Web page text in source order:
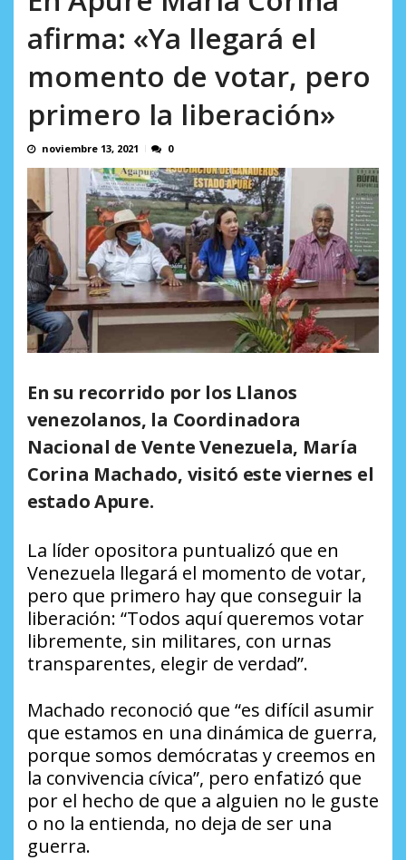
afirma: «Ya llegará el
momento de votar, pero
primero la liberación»
noviembre 13, 2021 0
En su recorrido por los Llanos
venezolanos, la Coordinadora
Nacional de Vente Venezuela, María
Corina Machado, visitó este viernes el
estado Apure.
La líder opositora puntualizó que en
Venezuela llegará el momento de votar,
pero que primero hay que conseguir la
liberación: “Todos aquí queremos votar
libremente, sin militares, con urnas
transparentes, elegir de verdad”.
Machado reconoció que “es difícil asumir
que estamos en una dinámica de guerra,
porque somos demócratas y creemos en
la convivencia cívica”, pero enfatizó que
por el hecho de que a alguien no le guste
o no la entienda, no deja de ser una
guerra.